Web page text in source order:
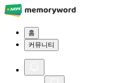
홈
커뮤니티